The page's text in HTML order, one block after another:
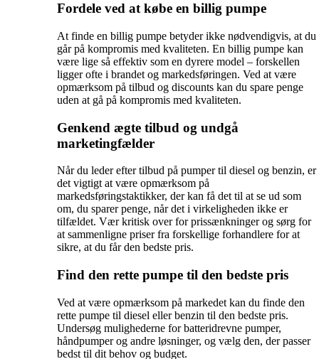
Fordele ved at købe en billig pumpe
At finde en billig pumpe betyder ikke nødvendigvis, at du
går på kompromis med kvaliteten. En billig pumpe kan
være lige så effektiv som en dyrere model – forskellen
ligger ofte i brandet og markedsføringen. Ved at være
opmærksom på tilbud og discounts kan du spare penge
uden at gå på kompromis med kvaliteten.
Genkend ægte tilbud og undgå
marketingfælder
Når du leder efter tilbud på pumper til diesel og benzin, er
det vigtigt at være opmærksom på
markedsføringstaktikker, der kan få det til at se ud som
om, du sparer penge, når det i virkeligheden ikke er
tilfældet. Vær kritisk over for prissænkninger og sørg for
at sammenligne priser fra forskellige forhandlere for at
sikre, at du får den bedste pris.
Find den rette pumpe til den bedste pris
Ved at være opmærksom på markedet kan du finde den
rette pumpe til diesel eller benzin til den bedste pris.
Undersøg mulighederne for batteridrevne pumper,
håndpumper og andre løsninger, og vælg den, der passer
bedst til dit behov og budget.